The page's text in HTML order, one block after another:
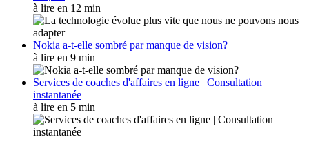
à lire en 12 min
Nokia a-t-elle sombré par manque de vision?
à lire en 9 min
Services de coaches d'affaires en ligne | Consultation
instantanée
à lire en 5 min